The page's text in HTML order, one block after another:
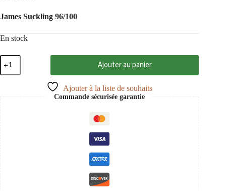
James Suckling 96/100
En stock
quantité
de
Tokaj
Ajouter au panier
Ajouter à la liste de souhaits
Commande sécurisée garantie